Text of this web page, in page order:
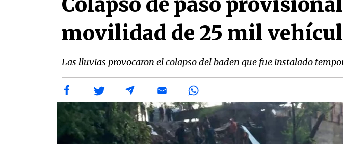
movilidad de 25 mil
Las lluvias provocaron el colapso del baden que fue instalado